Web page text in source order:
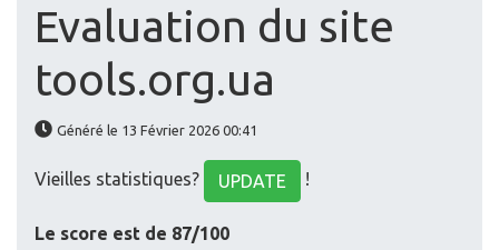
Evaluation du site
tools.org.ua
Généré le 13 Février 2026 00:41
Vieilles statistiques? UPDATE !
Le score est de 87/100